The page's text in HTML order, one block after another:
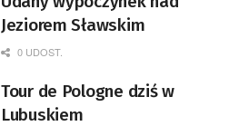
Jeziorem Sławskim
0 UDOST.
Tour de Pologne dziś w
Lubuskiem